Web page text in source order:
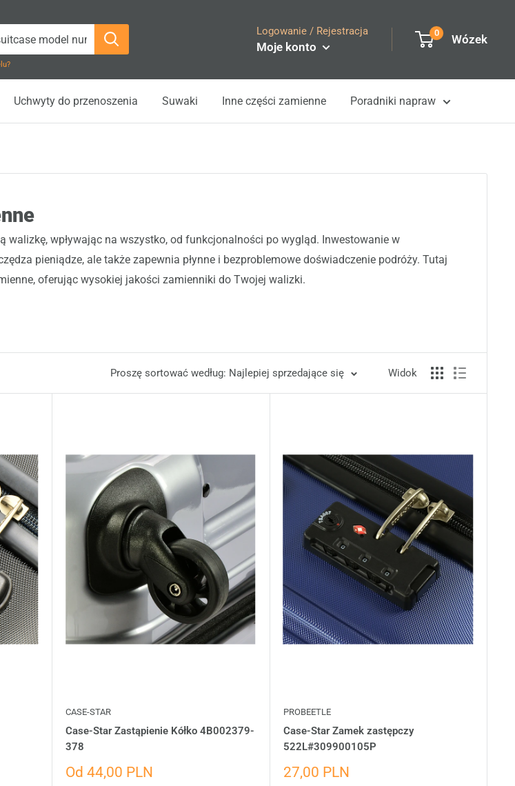
Logowanie / Rejestracja
Moje konto
0 Wózek
Uchwyty do przenoszenia Suwaki Inne części zamienne Poradniki napraw
walizkę, wpływając na wszystko, od funkcjonalności po wygląd. Inwestowanie w
pieniądze, ale także zapewnia płynne i bezproblemowe doświadczenie podróży. Tutaj
oferując wysokiej jakości zamienniki do Twojej walizki.
Proszę sortować według: Najlepiej sprzedające się Widok
CASE-STAR
Case-Star Zastąpienie Kółko 4B002379-
378
Cena
Od 44,00 PLN
PROBEETLE
Case-Star Zamek zastępczy
522L#309900105P
Cena
27,00 PLN